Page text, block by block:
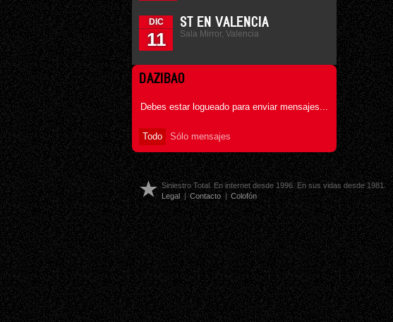
DIC
11
ST EN VALENCIA
Sala Mirror, Valencia
DAZIBAO
Debes estar logueado para enviar mensajes...
Todo Sólo mensajes
Siniestro Total. En internet desde 1996. En sus vidas desde 1981.
Legal | Contacto | Colofón